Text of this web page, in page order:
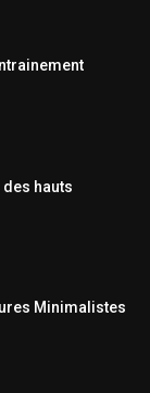
hauts
Minimalistes